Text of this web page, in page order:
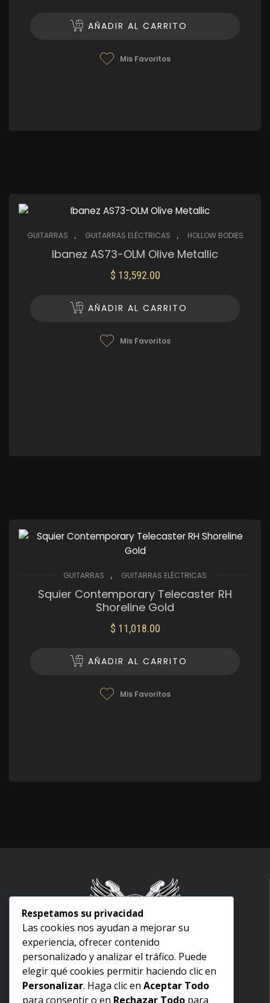
AÑADIR AL CARRITO
Mis Favoritos
GUITARRAS , GUITARRAS ELÉCTRICAS , HOLLOW BODIES
Ibanez AS73-OLM Olive Metallic
$ 13,592.00
AÑADIR AL CARRITO
Mis Favoritos
GUITARRAS , GUITARRAS ELÉCTRICAS
Squier Contemporary Telecaster RH
Shoreline Gold
$ 11,018.00
AÑADIR AL CARRITO
Mis Favoritos
Inicio
Nosotros
Aviso legal
Términos y condiciones
Respetamos su privacidad
Las cookies nos ayudan a mejorar su
experiencia, ofrecer contenido
personalizado y analizar el tráfico. Puede
elegir qué cookies permitir haciendo clic en
Personalizar. Haga clic en Aceptar Todo
para consentir o en Rechazar Todo para